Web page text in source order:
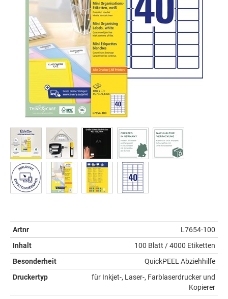
Artnr
L7654-100
Inhalt
100 Blatt / 4000 Etiketten
Besonderheit
QuickPEEL Abziehhilfe
Druckertyp
für Inkjet-, Laser-, Farblaserdrucker und
Kopierer